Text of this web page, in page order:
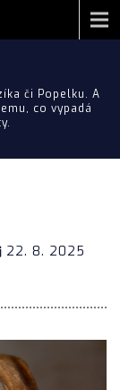
či Popelku. A
co vypadá
22. 8. 2025